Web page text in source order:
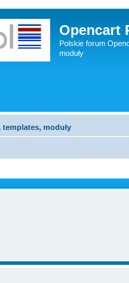
Opencart
Polskie forum
moduły
moduły